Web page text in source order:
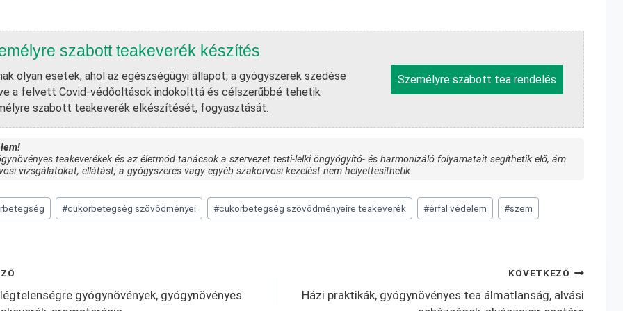
szabott teakeverék készítés
olyan esetek, ahol az egészségügyi állapot, a gyógyszerek szedése
a felvett Covid-védőoltások indokolttá és célszerűbbé tehetik
szabott teakeverék elkészítését, fogyasztását.
Személyre szabott tea rendelés
teakeverékek és az életmód tanácsok a szervezet testi-lelki öngyógyító- és harmonizáló folyamatait segíthetik elő, ám
vizsgálatokat, ellátást, a gyógyszeres vagy egyéb szakorvosi kezelést nem helyettesíthetik.
#cukorbetegség szövődményei #cukorbetegség szövődményeire teakeverék #érfal védelem #szem
gyógynövények, gyógynövényes
KÖVETKEZŐ
Házi praktikák, gyógynövényes tea álmatlanság, alvási